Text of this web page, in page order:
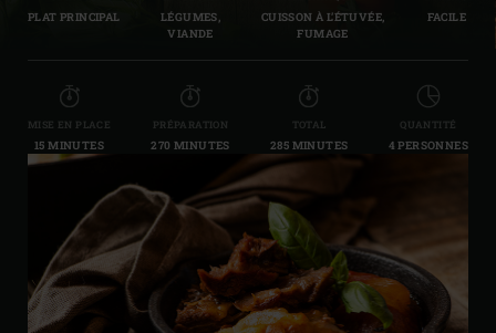
PLAT PRINCIPAL
LÉGUMES,
VIANDE
CUISSON À L’ÉTUVÉE,
FUMAGE
FACILE
MISE EN PLACE
15 MINUTES
PRÉPARATION
270 MINUTES
TOTAL
285 MINUTES
QUANTITÉ
4 PERSONNES